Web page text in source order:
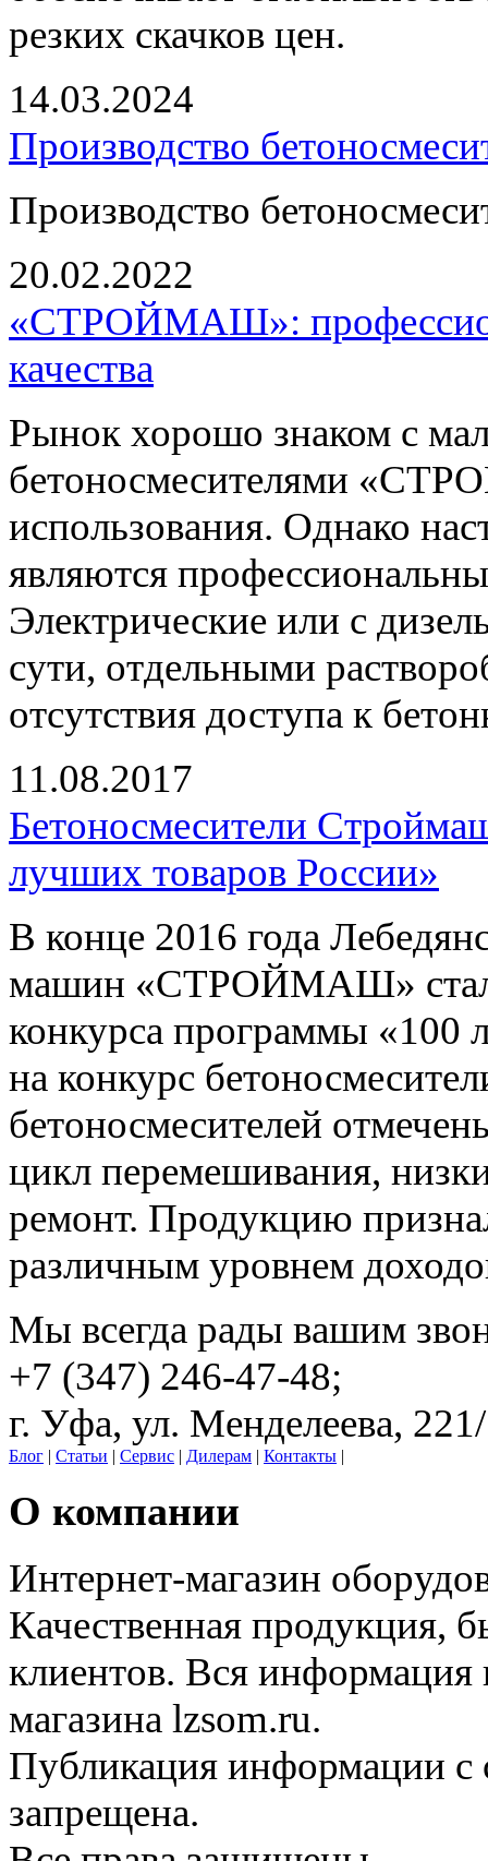
резких скачков цен.
14.03.2024
Производство
Производство
20.02.2022
«СТРОЙМАШ»:
качества
Рынок хорошо знаком с
бетоносмесителями
использования. Однако
являются
Электрические или с
сути, отдельными
отсутствия доступа к
11.08.2017
Бетоносмесители
лучших товаров России»
В конце 2016 года
машин «СТРОЙМАШ» стал
конкурса программы «100
на конкурс
бетоносмесителей
цикл перемешивания,
ремонт. Продукцию
различным уровнем
Мы всегда рады вашим
+7 (347) 246-47-48;
г. Уфа, ул. Менделеева,
Блог | Статьи | Сервис | Дилерам | Контакты |
О компании
Интернет-магазин
Качественная продукция,
клиентов. Вся информация
магазина lzsom.ru.
Публикация информации с
запрещена.